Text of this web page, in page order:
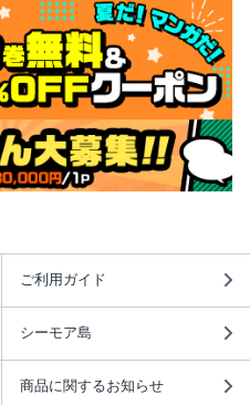
ご利用ガイド
シーモア島
商品に関するお知らせ